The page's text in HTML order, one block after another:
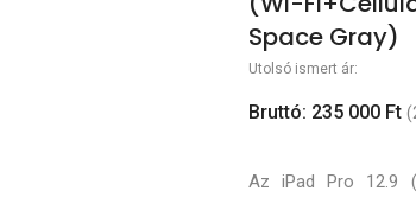
Space Gray)
Utolsó ismert ár:
Bruttó: 235 000 Ft
Az iPad Pro 12.9